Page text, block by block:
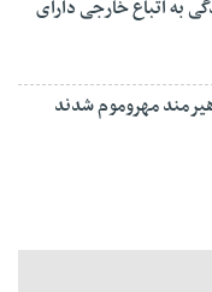
به اتباع خارجی دارای